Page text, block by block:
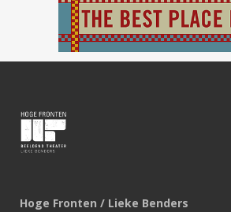
Hoge Fronten / Lieke Benders